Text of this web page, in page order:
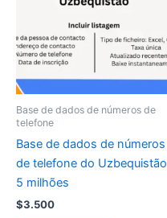
Base de dados de números de
telefone
Base de dados de números
de telefone do Uzbequistão
5 milhões
$3.500